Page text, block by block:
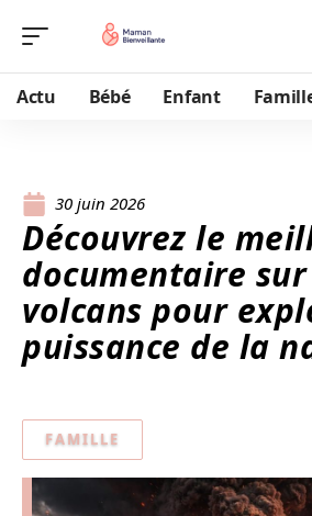
Actu Bébé Enfant
30 juin 2026
Découvrez le
documentaire
volcans pour
puissance de la
FAMILLE